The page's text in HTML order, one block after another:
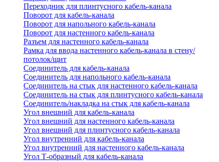
Переходник для плинтусного кабель-канала
Поворот для кабель-канала
Поворот для напольного кабель-канала
Поворот для настенного кабель-канала
Разъем для настенного кабель-канала
Рамка для ввода настенного кабель-канала в стену/
потолок/щит
Соединитель для кабель-канала
Соединитель для напольного кабель-канала
Соединитель на стык для настенного кабель-канала
Соединитель на стык для плинтусного кабель-канала
Соединитель/накладка на стык для кабель-канала
Угол внешний для кабель-канала
Угол внешний для настенного кабель-канала
Угол внешний для плинтусного кабель-канала
Угол внутренний для кабель-канала
Угол внутренний для настенного кабель-канала
Угол Т-образный для кабель-канала